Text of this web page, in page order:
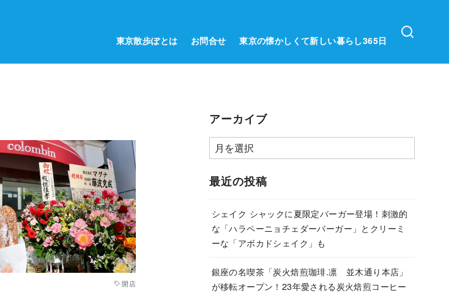
東京散歩ぽとは お問合せ 東京の懐かしくて新しい暮らし365日
開店
アーカイブ
ア
ー
カ
ブ
最近の投稿
シェイク シャックに夏限定バーガー登場！刺激的
な「ハラペーニョチェダーバーガー」とクリーミ
ーな「アボカドシェイク」も
銀座の名喫茶「炭火焙煎珈琲.凛 並木通り本店」
が移転オープン！23年愛される炭火焙煎コーヒー